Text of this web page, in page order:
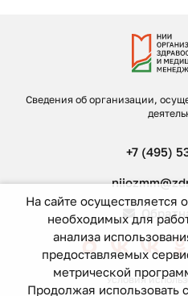
Сведения об организации,
+7 (495)
Условия
На сайте осуществляется
необходимых для
анализа
предоставляемых
метрической
Продолжая использовать